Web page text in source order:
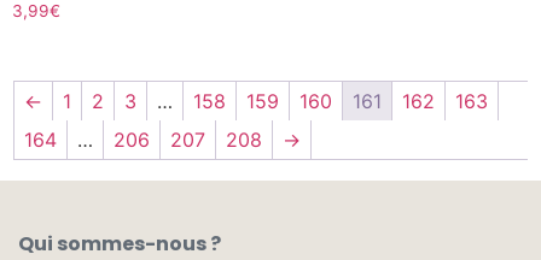
3,99€
← 1 2 3 … 158 159 160 161 162
163
164
… 206 207 208 →
Qui sommes-nous ?